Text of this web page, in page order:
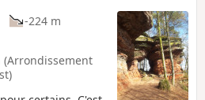
-224 m